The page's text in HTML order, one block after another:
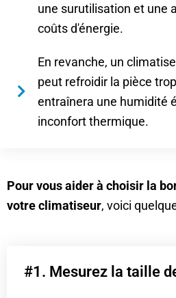
une surutilisation et une
coûts d'énergie.
En revanche, un
peut refroidir la pièce
entraînera une humidité
inconfort thermique.
Pour vous aider à choisir la
votre climatiseur, voici
#1. Mesurez la taille